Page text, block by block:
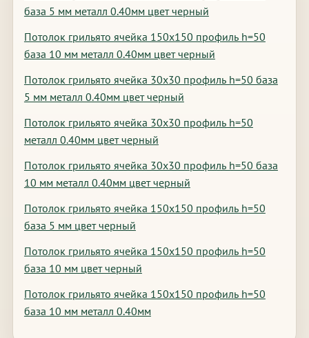
база 5 мм металл 0.40мм цвет черный
Потолок грильято ячейка 150х150 профиль h=50
база 10 мм металл 0.40мм цвет черный
Потолок грильято ячейка 30х30 профиль h=50 база
5 мм металл 0.40мм цвет черный
Потолок грильято ячейка 30х30 профиль h=50
металл 0.40мм цвет черный
Потолок грильято ячейка 30х30 профиль h=50 база
10 мм металл 0.40мм цвет черный
Потолок грильято ячейка 150х150 профиль h=50
база 5 мм цвет черный
Потолок грильято ячейка 150х150 профиль h=50
база 10 мм цвет черный
Потолок грильято ячейка 150х150 профиль h=50
база 10 мм металл 0.40мм